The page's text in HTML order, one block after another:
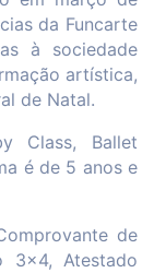
da Funcarte
à sociedade
artística,
de Natal.
Class, Ballet
é de 5 anos e
de
3x4, Atestado